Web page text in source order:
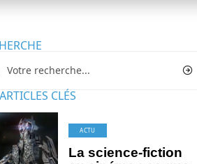
CLÉS
ACTU
La science-fiction